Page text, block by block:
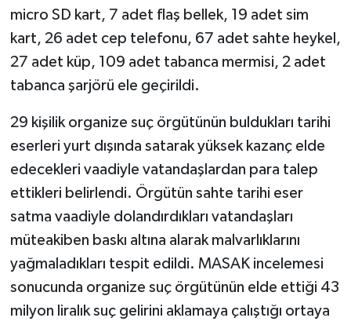
micro SD kart, 7 adet flaş bellek, 19 adet sim
kart, 26 adet cep telefonu, 67 adet sahte heykel,
27 adet küp, 109 adet tabanca mermisi, 2 adet
tabanca şarjörü ele geçirildi.
29 kişilik organize suç örgütünün buldukları tarihi
eserleri yurt dışında satarak yüksek kazanç elde
edecekleri vaadiyle vatandaşlardan para talep
ettikleri belirlendi. Örgütün sahte tarihi eser
satma vaadiyle dolandırdıkları vatandaşları
müteakiben baskı altına alarak malvarlıklarını
yağmaladıkları tespit edildi. MASAK incelemesi
sonucunda organize suç örgütünün elde ettiği 43
milyon liralık suç gelirini aklamaya çalıştığı ortaya